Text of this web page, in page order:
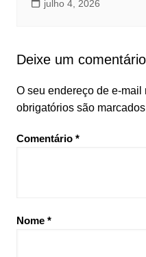
julho 4, 2026
Deixe um comentário
O seu endereço de e-mail
obrigatórios são
Comentário *
Nome *